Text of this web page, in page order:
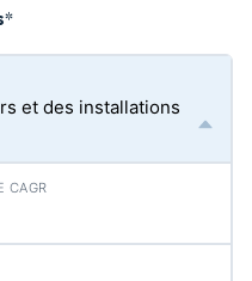
*
et des installations